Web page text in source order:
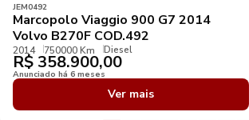
JEM0492
Marcopolo Viaggio 900 G7 2014
Volvo B270F COD.492
2014 750000 Km Diesel
R$ 358.900,00
Anunciado há 6 meses
Ver mais